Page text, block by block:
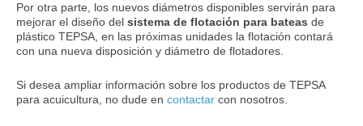
Por otra parte, los nuevos diámetros disponibles servirán para
mejorar el diseño del sistema de flotación para bateas de
plástico TEPSA, en las próximas unidades la flotación contará
con una nueva disposición y diámetro de flotadores.
Si desea ampliar información sobre los productos de TEPSA
para acuicultura, no dude en contactar con nosotros.